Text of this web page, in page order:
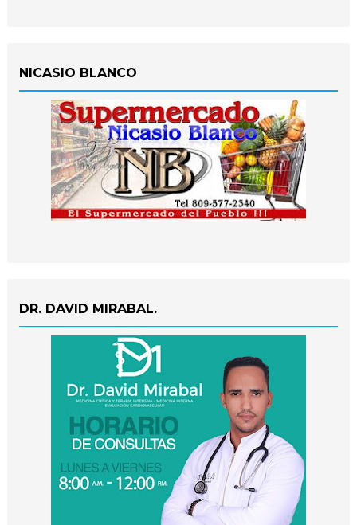
NICASIO BLANCO
DR. DAVID MIRABAL.